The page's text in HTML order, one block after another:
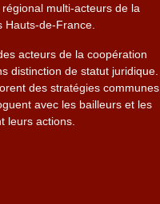
multi-acteurs de la
de-France.
acteurs de la coopération
distinction de statut juridique.
des stratégies communes,
avec les bailleurs et les
leurs actions.